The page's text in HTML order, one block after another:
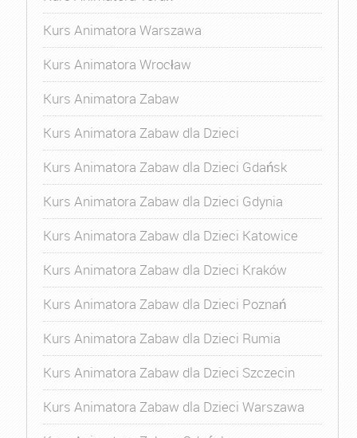
Kurs Animatora Warszawa
Kurs Animatora Wrocław
Kurs Animatora Zabaw
Kurs Animatora Zabaw dla Dzieci
Kurs Animatora Zabaw dla Dzieci Gdańsk
Kurs Animatora Zabaw dla Dzieci Gdynia
Kurs Animatora Zabaw dla Dzieci Katowice
Kurs Animatora Zabaw dla Dzieci Kraków
Kurs Animatora Zabaw dla Dzieci Poznań
Kurs Animatora Zabaw dla Dzieci Rumia
Kurs Animatora Zabaw dla Dzieci Szczecin
Kurs Animatora Zabaw dla Dzieci Warszawa